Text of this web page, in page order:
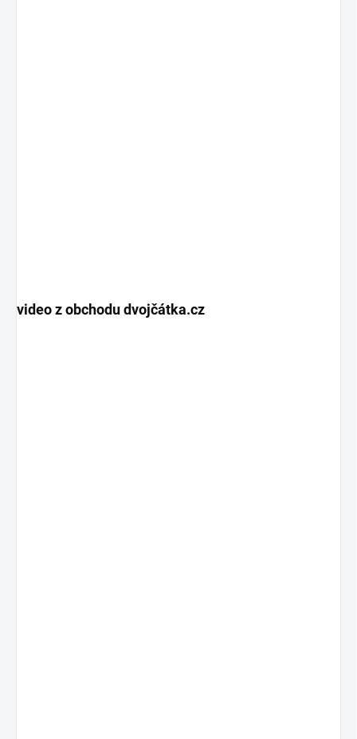
video z obchodu dvojčátka.cz